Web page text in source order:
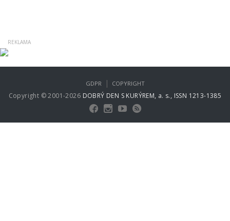
Copyright © 2001-2026 DOBRÝ DEN S KURÝREM, a. s., ISSN 1213-1385
GDPR | COPYRIGHT